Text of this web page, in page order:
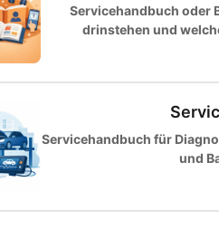
Servicehandbuch oder
drinstehen und
Servicehandbuch für
und